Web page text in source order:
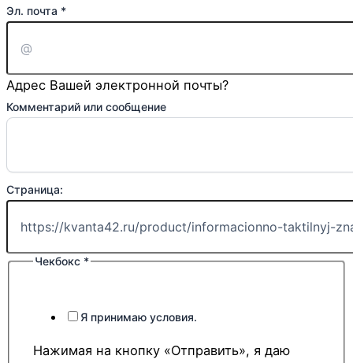
Эл. почта *
Адрес Вашей электронной почты?
Комментарий или сообщение
Страница:
Чекбокс *
Я принимаю условия.
Нажимая на кнопку «Отправить», я даю